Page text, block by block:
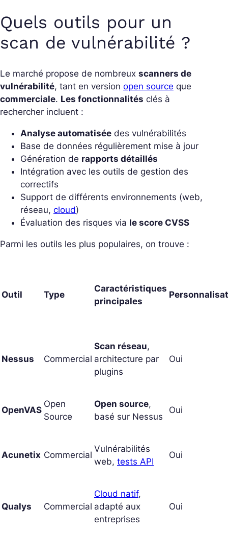
Quels outils pour un
scan de vulnérabilité ?
Le marché propose de nombreux scanners de
vulnérabilité, tant en version open source que
commerciale. Les fonctionnalités clés à
rechercher incluent :
Analyse automatisée des vulnérabilités
Base de données régulièrement mise à jour
Génération de rapports détaillés
Intégration avec les outils de gestion des
correctifs
Support de différents environnements (web,
réseau, cloud)
Évaluation des risques via le score CVSS
Parmi les outils les plus populaires, on trouve :
Outil Type
Caractéristiques
principales
Nessus Commercial
Scan réseau,
architecture par
plugins
Oui
OpenVAS
Open
Source
Open source,
basé sur Nessus
Oui
Acunetix Commercial
Vulnérabilités
web, tests API
Oui
Qualys Commercial
Cloud natif,
adapté aux
entreprises
Oui